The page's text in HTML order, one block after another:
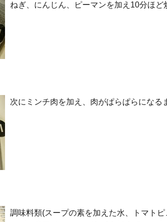
ねぎ、にんじん、ピーマンを加え10分ほど
次にミンチ肉を加え、肉がぱらぱらになる
調味料類(スープの素を加えた水、トマト